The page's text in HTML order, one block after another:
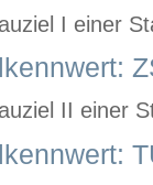
I einer
II einer